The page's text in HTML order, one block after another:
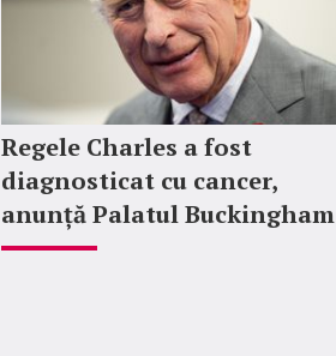
Regele Charles a fost
diagnosticat cu cancer,
anunță Palatul Buckingham